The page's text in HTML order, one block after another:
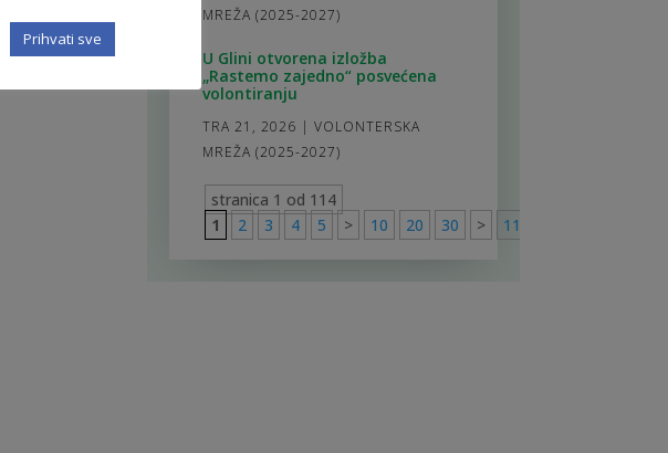
MREŽA (2025-2027)
U Glini otvorena izložba
„Rastemo zajedno“ posvećena
volontiranju
TRA 21, 2026 | VOLONTERSKA
MREŽA (2025-2027)
stranica 1 od 114
1
2 3 4 5 > 10 20 30 > 114
Prihvati sve